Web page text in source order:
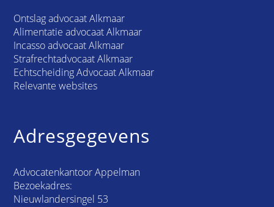
Ontslag advocaat Alkmaar
Alimentatie advocaat Alkmaar
Incasso advocaat Alkmaar
Strafrechtadvocaat Alkmaar
Echtscheiding Advocaat Alkmaar
Relevante websites
Adresgegevens
Advocatenkantoor Appelman
Bezoekadres:
Nieuwlandersingel 53